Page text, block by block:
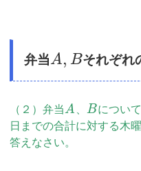
弁当A, Bそれぞれ
（２）弁当A Bについ
日までの合計に対する木
答えなさい。